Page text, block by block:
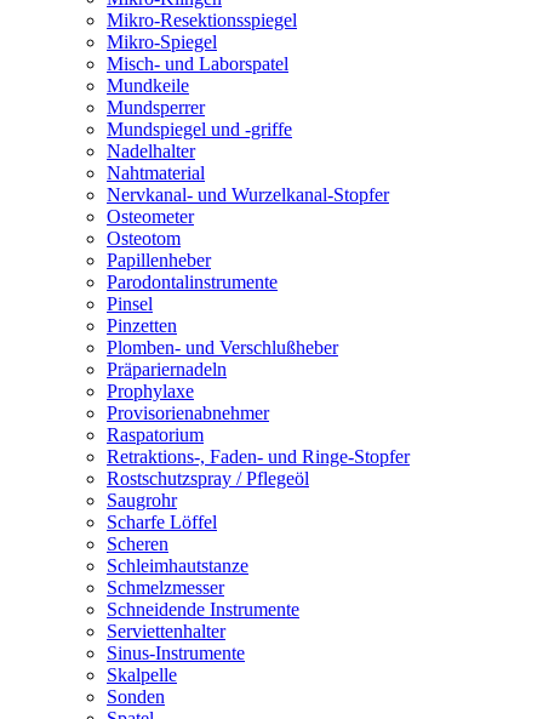
Mikro-Resektionsspiegel
Mikro-Spiegel
Misch- und Laborspatel
Mundkeile
Mundsperrer
Mundspiegel und -griffe
Nadelhalter
Nahtmaterial
Nervkanal- und Wurzelkanal-Stopfer
Osteometer
Osteotom
Papillenheber
Parodontalinstrumente
Pinsel
Pinzetten
Plomben- und Verschlußheber
Präpariernadeln
Prophylaxe
Provisorienabnehmer
Raspatorium
Retraktions-, Faden- und Ringe-Stopfer
Rostschutzspray / Pflegeöl
Saugrohr
Scharfe Löffel
Scheren
Schleimhautstanze
Schmelzmesser
Schneidende Instrumente
Serviettenhalter
Sinus-Instrumente
Skalpelle
Sonden